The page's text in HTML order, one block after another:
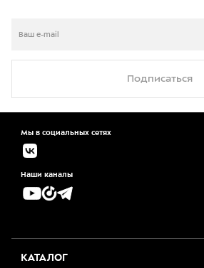
Подписаться
Мы в социальных сетях
Наши каналы
КАТАЛОГ